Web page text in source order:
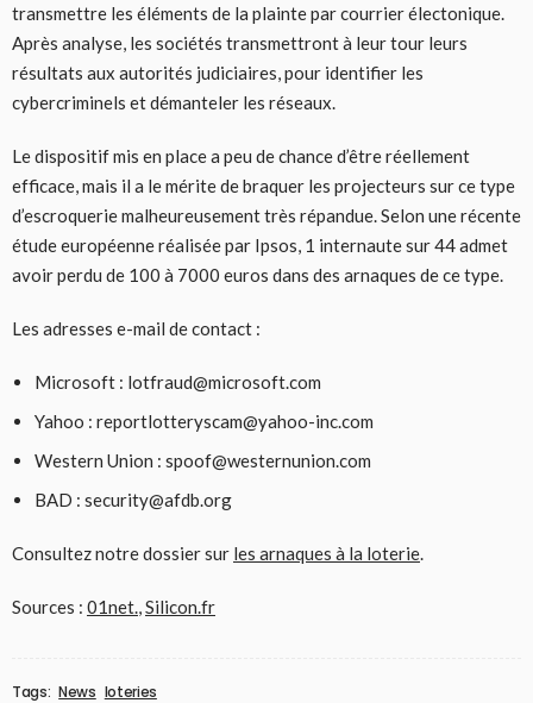
transmettre les éléments de la plainte par courrier électonique.
Après analyse, les sociétés transmettront à leur tour leurs
résultats aux autorités judiciaires, pour identifier les
cybercriminels et démanteler les réseaux.
Le dispositif mis en place a peu de chance d’être réellement
efficace, mais il a le mérite de braquer les projecteurs sur ce type
d’escroquerie malheureusement très répandue. Selon une récente
étude européenne réalisée par Ipsos, 1 internaute sur 44 admet
avoir perdu de 100 à 7000 euros dans des arnaques de ce type.
Les adresses e-mail de contact :
Microsoft : lotfraud@microsoft.com
Yahoo : reportlotteryscam@yahoo-inc.com
Western Union : spoof@westernunion.com
BAD : security@afdb.org
Consultez notre dossier sur les arnaques à la loterie.
Sources : 01net.,Silicon.fr
Tags: News loteries